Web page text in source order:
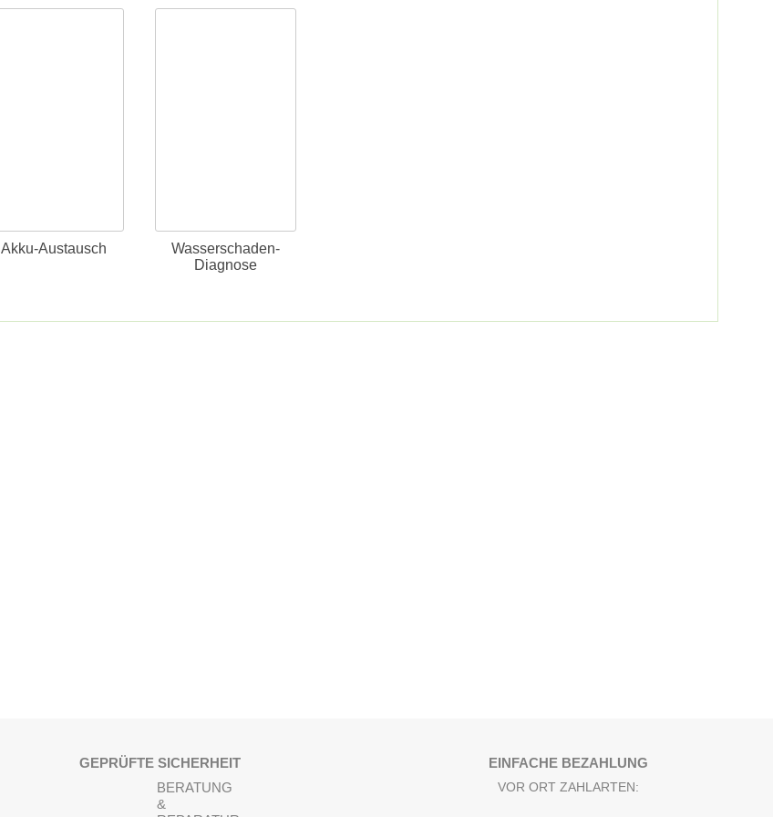
Akku-Austausch
Wasserschaden-
Diagnose
GEPRÜFTE SICHERHEIT
BERATUNG
&
EINFACHE BEZAHLUNG
VOR ORT ZAHLARTEN: